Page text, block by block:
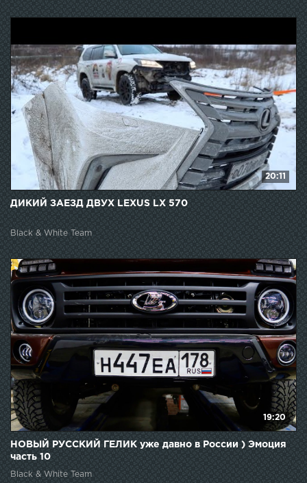
20:11
ДИКИЙ ЗАЕЗД ДВУХ LEXUS LX 570
Black & White Team
19:20
НОВЫЙ РУССКИЙ ГЕЛИК уже давно в России ) Эмоция
часть 10
Black & White Team